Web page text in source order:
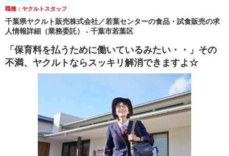
職種：ヤクルトスタッフ
千葉県ヤクルト販売株式会社／若葉センターの食品・試食販売の求
人情報詳細（業務委託） - 千葉市若葉区
「保育料を払うために働いているみたい・・」その
不満、ヤクルトならスッキリ解消できますよ☆